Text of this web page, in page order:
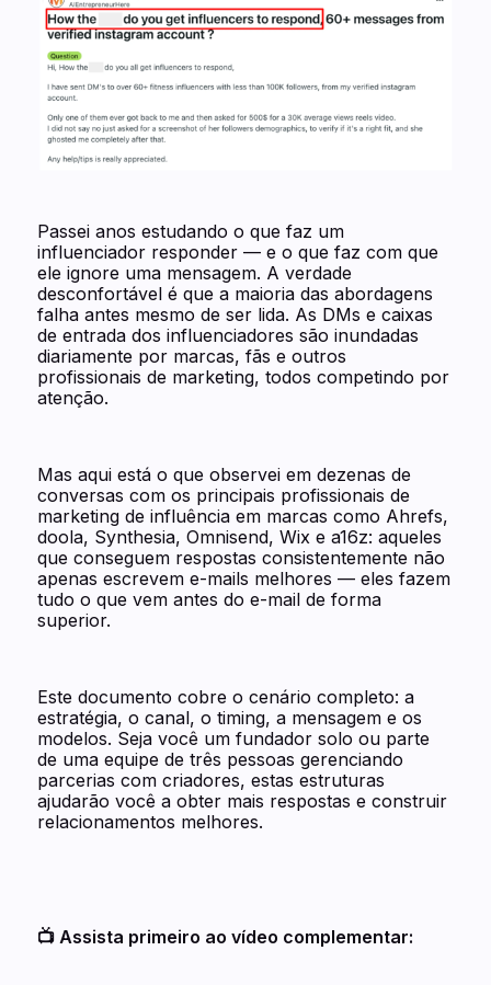
Passei anos estudando o que faz um
influenciador responder — e o que faz com que
ele ignore uma mensagem. A verdade
desconfortável é que a maioria das abordagens
falha antes mesmo de ser lida. As DMs e caixas
de entrada dos influenciadores são inundadas
diariamente por marcas, fãs e outros
profissionais de marketing, todos competindo por
atenção.
Mas aqui está o que observei em dezenas de
conversas com os principais profissionais de
marketing de influência em marcas como Ahrefs,
doola, Synthesia, Omnisend, Wix e a16z: aqueles
que conseguem respostas consistentemente não
apenas escrevem e-mails melhores — eles fazem
tudo o que vem antes do e-mail de forma
superior.
Este documento cobre o cenário completo: a
estratégia, o canal, o timing, a mensagem e os
modelos. Seja você um fundador solo ou parte
de uma equipe de três pessoas gerenciando
parcerias com criadores, estas estruturas
ajudarão você a obter mais respostas e construir
relacionamentos melhores.
📺 Assista primeiro ao vídeo complementar: